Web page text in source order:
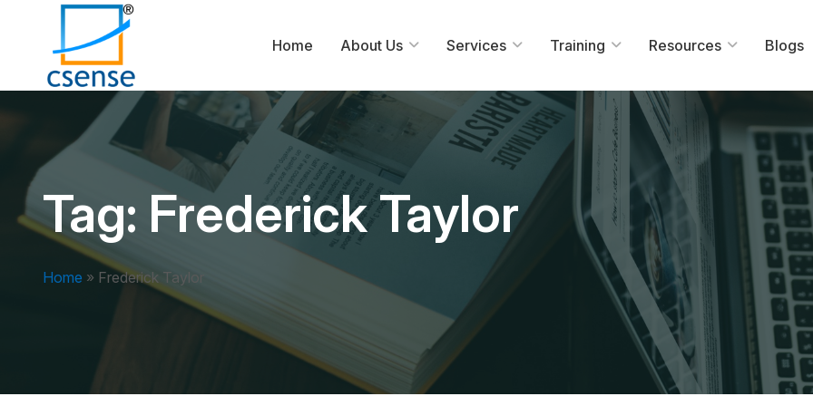
Home About Us Services Training Resources Blogs
Tag: Frederick Taylor
Home » Frederick Taylor